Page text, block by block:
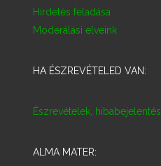
Hirdetés feladása
Moderálási elveink
HA ÉSZREVÉTELED VAN:
Észrevételek, hibabejelentés
ALMA MATER: